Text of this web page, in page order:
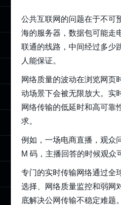
公共互联网的问题在于不可
海的服务器，数据包可能走
联通的线路，中间经过多少
人能保证。
网络质量的波动在浏览网页
动场景下会被无限放大。实
网络传输的低延时和高可靠
求。
例如，一场电商直播，观众
M 码，主播回答的时候观众
专门的实时传输网络通过全
选择、网络质量监控和弱网
底解决公网传输不稳定难题。